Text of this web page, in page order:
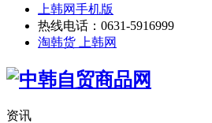
上韩网手机版
热线电话：0631-5916999
淘韩货 上韩网
资讯